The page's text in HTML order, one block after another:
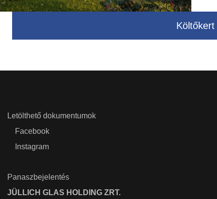
Költőkert
Letölthető dokumentumok
Facebook
Instagram
Panaszbejelentés
JÜLLICH GLAS HOLDING ZRT.